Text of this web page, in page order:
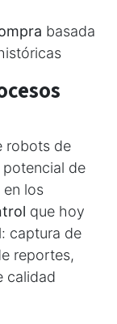
basada
robots de
potencial de
en los
que hoy
captura de
reportes,
calidad